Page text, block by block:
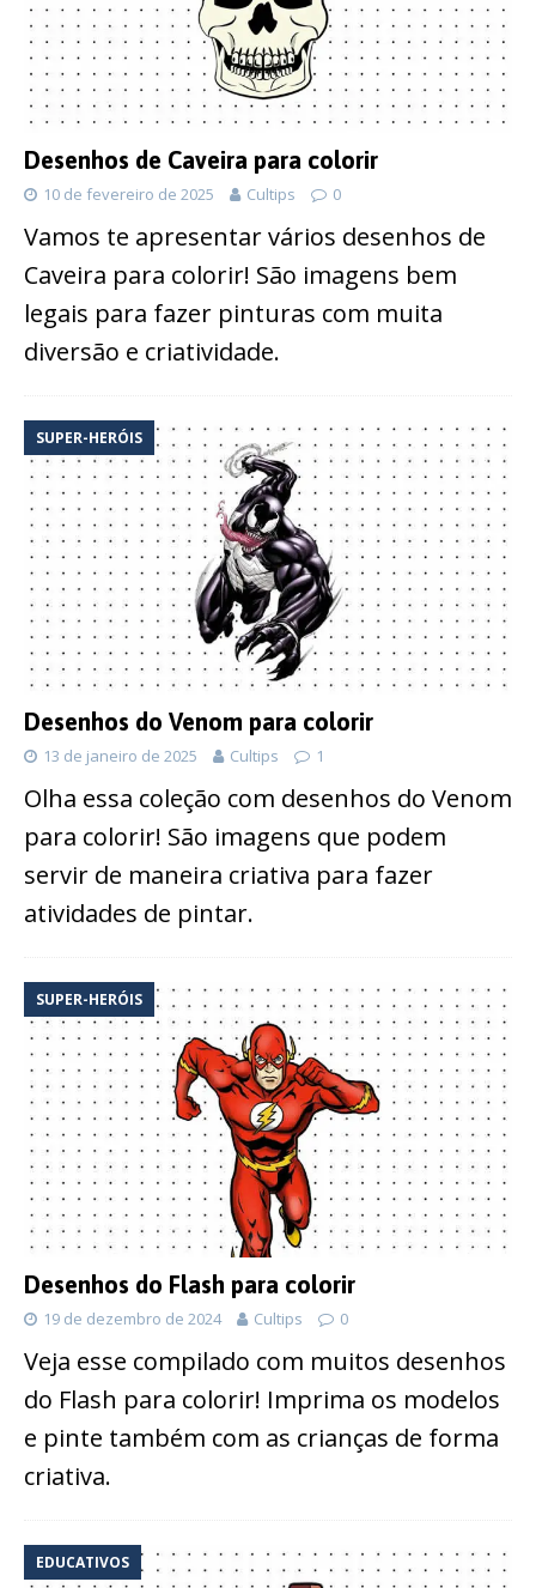
Desenhos de Caveira para colorir
10 de fevereiro de 2025 Cultips 0
Vamos te apresentar vários desenhos de
Caveira para colorir! São imagens bem
legais para fazer pinturas com muita
diversão e criatividade.
SUPER-HERÓIS
Desenhos do Venom para colorir
13 de janeiro de 2025 Cultips 1
Olha essa coleção com desenhos do Venom
para colorir! São imagens que podem
servir de maneira criativa para fazer
atividades de pintar.
SUPER-HERÓIS
Desenhos do Flash para colorir
19 de dezembro de 2024 Cultips 0
Veja esse compilado com muitos desenhos
do Flash para colorir! Imprima os modelos
e pinte também com as crianças de forma
criativa.
EDUCATIVOS